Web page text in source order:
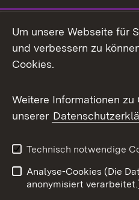
Facebook
X / Twitter
Youtube
Impressum
Um unsere Webseite für
und verbessern zu
Cookies.
Weitere Informationen zu
unserer
Technisch notwendige
Analyse-Cookies (Die
anonymisiert